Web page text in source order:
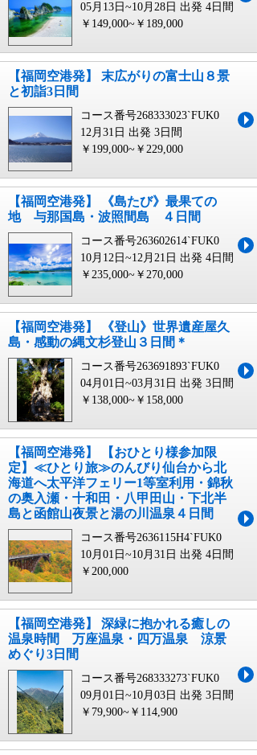
05月13日~10月28日 出発 4日間
￥149,000~￥189,000
【福岡空港発】 末広がりの富士山８景
と初詣3日間
コース番号268333023`FUK0
12月31日 出発 3日間
￥199,000~￥229,000
【福岡空港発】 《島たび》最果ての
地 与那国島・波照間島 ４日間
コース番号263602614`FUK0
10月12日~12月21日 出発 4日間
￥235,000~￥270,000
【福岡空港発】 《登山》世界遺産屋久
島・感動の縄文杉登山３日間＊
コース番号263691893`FUK0
04月01日~03月31日 出発 3日間
￥138,000~￥158,000
【福岡空港発】 【おひとり様参加限
定】≪ひとり旅≫のんびり仙台から北
海道へ太平洋フェリー1等室利用・錦秋
の奥入瀬・十和田・八甲田山・下北半
島と函館山夜景と湯の川温泉４日間
コース番号2636115H4`FUK0
10月01日~10月31日 出発 4日間
￥200,000
【福岡空港発】 深緑に抱かれる癒しの
温泉時間 万座温泉・四万温泉 涼景
めぐり3日間
コース番号268333273`FUK0
09月01日~10月03日 出発 3日間
￥79,900~￥114,900